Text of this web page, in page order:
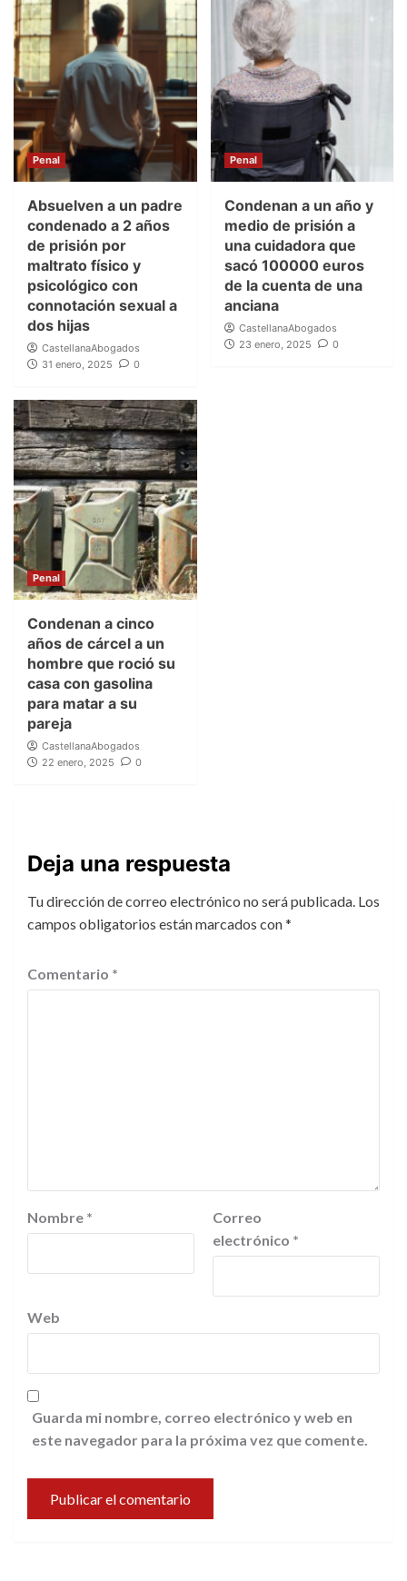
Penal
Absuelven a un padre
condenado a 2 años
de prisión por
maltrato físico y
psicológico con
connotación sexual a
dos hijas
CastellanaAbogados
31 enero, 2025
0
Penal
Condenan a un año y
medio de prisión a
una cuidadora que
sacó 100000 euros
de la cuenta de una
anciana
CastellanaAbogados
23 enero, 2025
0
Penal
Condenan a cinco
años de cárcel a un
hombre que roció su
casa con gasolina
para matar a su
pareja
CastellanaAbogados
22 enero, 2025
0
Deja una respuesta
Tu dirección de correo electrónico no será publicada. Los
campos obligatorios están marcados con*
Comentario *
Nombre *
Correo
electrónico *
Web
Guarda mi nombre, correo electrónico y web en
este navegador para la próxima vez que comente.